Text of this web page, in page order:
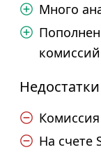
Много
Недостатки
Комиссия
На счете